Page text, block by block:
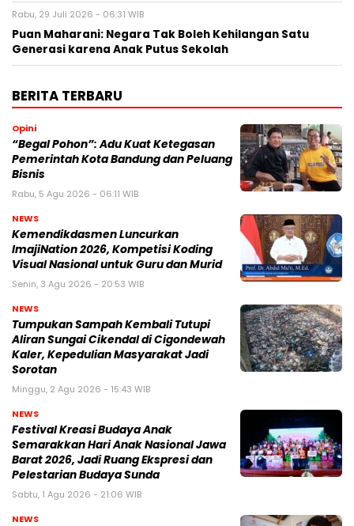
Rabu, 29 Juli 2026 - 06:31 WIB
Puan Maharani: Negara Tak Boleh Kehilangan Satu
Generasi karena Anak Putus Sekolah
BERITA TERBARU
Opini
“Begal Pohon”: Adu Kuat Ketegasan
Pemerintah Kota Bandung dan Peluang
Bisnis
Rabu, 5 Agu 2026 - 06:11 WIB
NEWS
Kemendikdasmen Luncurkan
ImajiNation 2026, Kompetisi Koding
Visual Nasional untuk Guru dan Murid
Senin, 3 Agu 2026 - 20:53 WIB
NEWS
Tumpukan Sampah Kembali Tutupi
Aliran Sungai Cikendal di Cigondewah
Kaler, Kepedulian Masyarakat Jadi
Sorotan
Minggu, 2 Agu 2026 - 15:43 WIB
NEWS
Festival Kreasi Budaya Anak
Semarakkan Hari Anak Nasional Jawa
Barat 2026, Jadi Ruang Ekspresi dan
Pelestarian Budaya Sunda
Sabtu, 1 Agu 2026 - 21:06 WIB
NEWS